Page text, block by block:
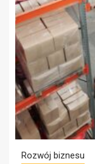
Rozwój biznesu